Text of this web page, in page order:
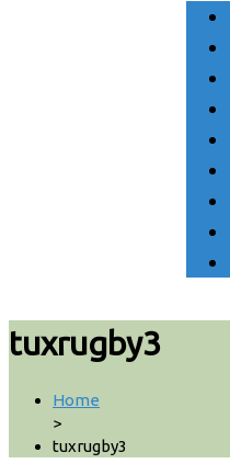
tuxrugby3
Home
>
tuxrugby3